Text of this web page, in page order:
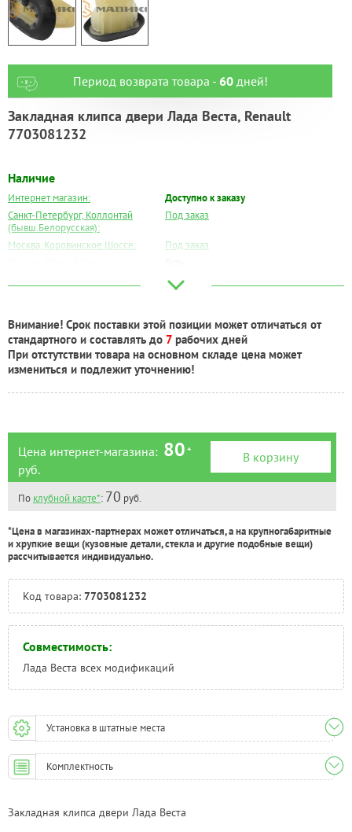
Период возврата товара - 60дней!
Закладная клипса двери Лада Веста, Renault
7703081232
Наличие
Интернет магазин:
Доступно к заказу
Санкт-Петербург, Коллонтай
(бывш.Белорусская):
Под заказ
Москва, Коровинское Шоссе:
Под заказ
Под заказ
Самара:
Под заказ
Тверь:
Под заказ
Тюмень:
Есть
Внимание! Срок поставки этой позиции может отличаться от
стандартного и составлять до 7 рабочих дней
При отстутствии товара на основном складе цена может
измениться и подлежит уточнению!
Цена интернет-магазина: 80*
руб.
В корзину
По клубной карте*: 70 руб.
*Цена в магазинах-партнерах может отличаться, а на крупногабаритные
и хрупкие вещи (кузовные детали, стекла и другие подобные вещи)
рассчитывается индивидуально.
Код товара: 7703081232
Совместимость:
Лада Веста всех модификаций
Установка в штатные места
Комплектность
Закладная клипса двери Лада Веста